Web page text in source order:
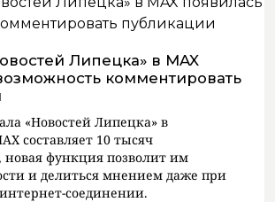
Липецка» в MAX
комментировать
«Новостей Липецка» в
составляет 10 тысяч
новая функция позволит им
и делиться мнением даже при
соединении.